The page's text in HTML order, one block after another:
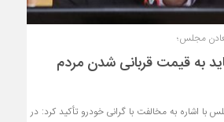
مجلس؛
به قیمت قربانی شدن مردم
اشاره به مخالفت با گرانی خودرو تأکید کرد: در